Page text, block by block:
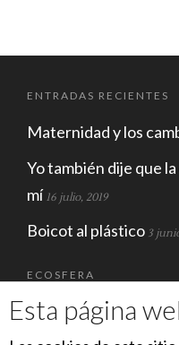
ENTRADAS RECIENTES
Maternidad y los
Yo también dije que
mí 16 julio, 2019
Boicot al plástico 3
ECOSFERA
Esta página